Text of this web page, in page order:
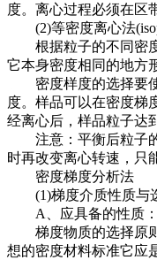
度。离心过程必须在区
(2)等密度离心法
根据粒子的不同密度
它本身密度相同的地方
密度样度的选择要使
度。样品可以在密度梯
经离心后，样品粒子达
注意：平衡后粒子的
时再改变离心转速，只
密度梯度分析法
(1)梯度介质性质与
A、应具备的性质：
梯度物质的选择原则
想的密度材料标准它应